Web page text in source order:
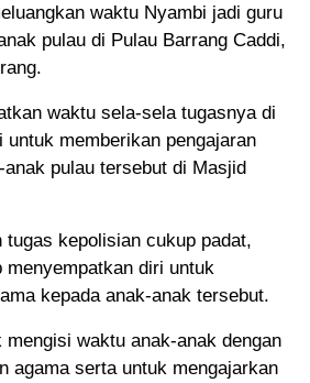
waktu Nyambi jadi guru
pulau di Pulau Barrang Caddi,
waktu sela-sela tugasnya di
untuk memberikan pengajaran
pulau tersebut di Masjid
tugas kepolisian cukup padat,
menyempatkan diri untuk
kepada anak-anak tersebut.
mengisi waktu anak-anak dengan
agama serta untuk mengajarkan